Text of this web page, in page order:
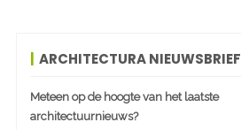
ARCHITECTURA NIEUWSBRIEF
Meteen op de hoogte van het laatste
architectuurnieuws?